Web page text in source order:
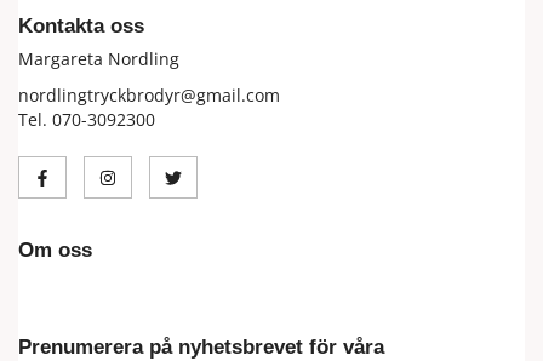
Kontakta oss
Margareta Nordling
nordlingtryckbrodyr@gmail.com
Tel. 070-3092300
Om oss
Prenumerera på nyhetsbrevet för våra